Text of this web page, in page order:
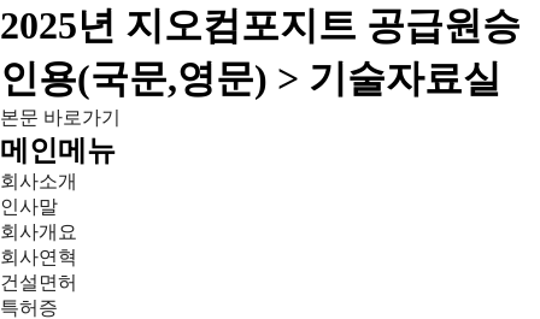
2025년 지오컴포지트 공급원승
인용(국문,영문) > 기술자료실
본문 바로가기
메인메뉴
회사소개
인사말
회사개요
회사연혁
건설면허
특허증